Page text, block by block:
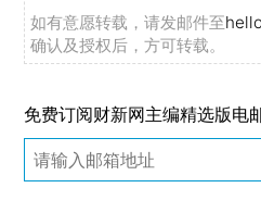
如有意愿转载，请发邮件至
确认及授权后，方可转载。
免费订阅财新网主编精选版电